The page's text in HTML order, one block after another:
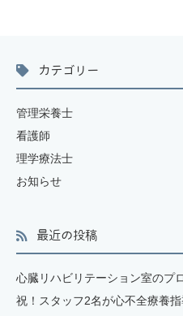
カテゴリー
管理栄養士
看護師
理学療法士
お知らせ
最近の投稿
心臓リハビリテーション室のプ
祝！スタッフ2名が心不全療養